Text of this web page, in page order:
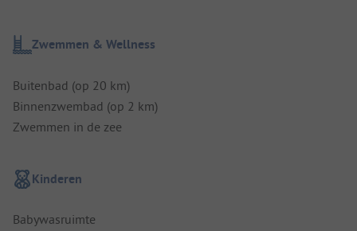
Zwemmen & Wellness
Buitenbad (op 20 km)
Binnenzwembad (op 2 km)
Zwemmen in de zee
Kinderen
Babywasruimte